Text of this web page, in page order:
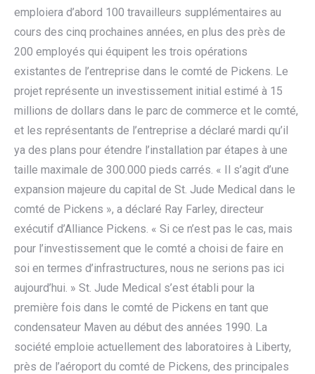
emploiera d’abord 100 travailleurs supplémentaires au
cours des cinq prochaines années, en plus des près de
200 employés qui équipent les trois opérations
existantes de l’entreprise dans le comté de Pickens. Le
projet représente un investissement initial estimé à 15
millions de dollars dans le parc de commerce et le comté,
et les représentants de l’entreprise a déclaré mardi qu’il
ya des plans pour étendre l’installation par étapes à une
taille maximale de 300.000 pieds carrés. « Il s’agit d’une
expansion majeure du capital de St. Jude Medical dans le
comté de Pickens », a déclaré Ray Farley, directeur
exécutif d’Alliance Pickens. « Si ce n’est pas le cas, mais
pour l’investissement que le comté a choisi de faire en
soi en termes d’infrastructures, nous ne serions pas ici
aujourd’hui. » St. Jude Medical s’est établi pour la
première fois dans le comté de Pickens en tant que
condensateur Maven au début des années 1990. La
société emploie actuellement des laboratoires à Liberty,
près de l’aéroport du comté de Pickens, des principales